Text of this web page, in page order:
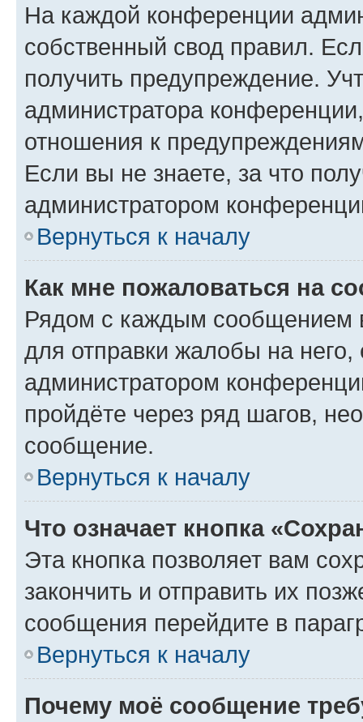
На каждой конференции
собственный свод правил.
получить предупреждение.
администратора
отношения к
Если вы не знаете, за что
администратором
Вернуться к началу
Как мне пожаловаться на
Рядом с каждым сообщением
для отправки жалобы на
администратором
пройдёте через ряд шагов,
сообщение.
Вернуться к началу
Что означает кнопка
Эта кнопка позволяет вам
закончить и отправить их
сообщения перейдите в
Вернуться к началу
Почему моё сообщение